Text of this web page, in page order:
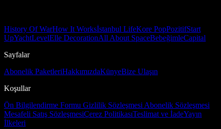
History Of WarHow It Worksİstanbul LifeKore PopPozitifStart
UpYachtLevelElle DecorationAll About SpaceBebeğimleCapital
Sayfalar
Abonelik PaketleriHakkımızdaKünyeBize Ulaşın
Koşullar
Ön Bilgilendirme Formu Gizlilik Sözleşmesi Abonelik Sözleşmesi
Mesafeli Satış SözleşmesiÇerez PolitikasıTeslimat ve İadeYayın
İlkeleri